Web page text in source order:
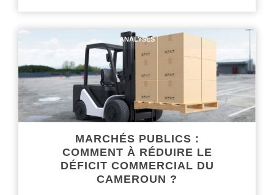
ANALYSES
MARCHÉS PUBLICS :
COMMENT À RÉDUIRE LE
DÉFICIT COMMERCIAL DU
CAMEROUN ?